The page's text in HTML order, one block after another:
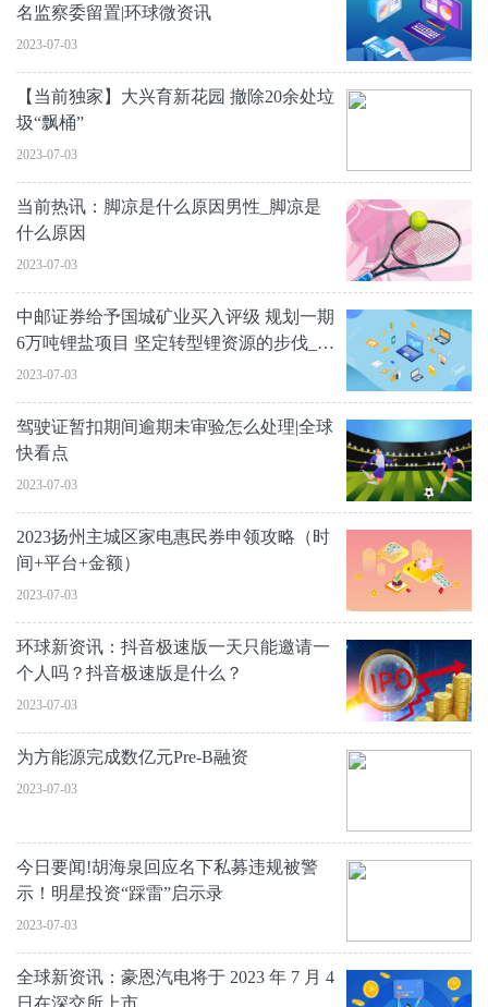
名监察委留置|环球微资讯
2023-07-03
【当前独家】大兴育新花园 撤除20余处垃
圾“飘桶”
2023-07-03
当前热讯：脚凉是什么原因男性_脚凉是
什么原因
2023-07-03
中邮证券给予国城矿业买入评级 规划一期
6万吨锂盐项目 坚定转型锂资源的步伐_全
球快看点
2023-07-03
驾驶证暂扣期间逾期未审验怎么处理|全球
快看点
2023-07-03
2023扬州主城区家电惠民券申领攻略（时
间+平台+金额）
2023-07-03
环球新资讯：抖音极速版一天只能邀请一
个人吗？抖音极速版是什么？
2023-07-03
为方能源完成数亿元Pre-B融资
2023-07-03
今日要闻!胡海泉回应名下私募违规被警
示！明星投资“踩雷”启示录
2023-07-03
全球新资讯：豪恩汽电将于 2023 年 7 月 4
日在深交所上市